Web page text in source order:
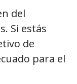
del
Si estás
de
para el